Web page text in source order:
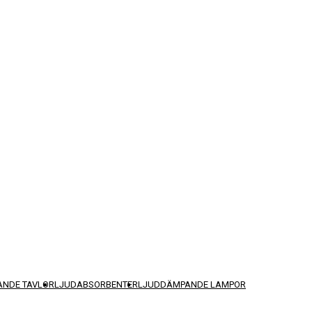
TAVLORLJUDABSORBENTERLJUDDÄMPANDE LAMPOR